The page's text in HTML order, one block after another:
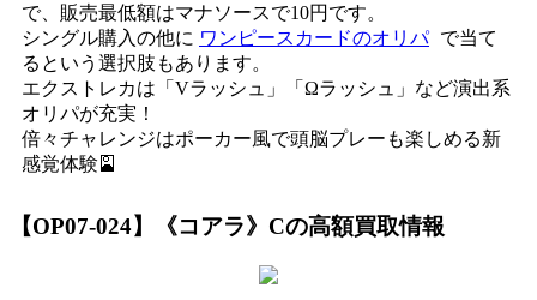
で、販売最低額はマナソースで10円です。
シングル購入の他に ワンピースカードのオリパ で当て
るという選択肢もあります。
エクストレカは「Vラッシュ」「Ωラッシュ」など演出系
オリパが充実！
倍々チャレンジはポーカー風で頭脳プレーも楽しめる新
感覚体験🎴
【OP07-024】《コアラ》Cの高額買取情報